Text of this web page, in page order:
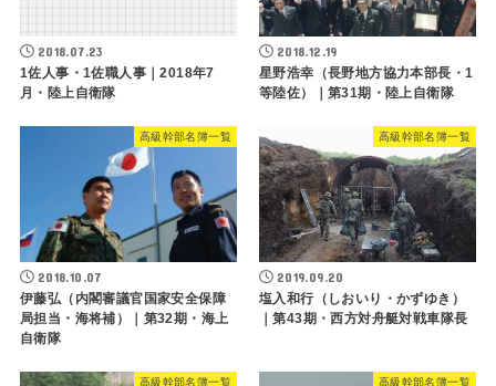
2018.07.23
1佐人事・1佐職人事｜2018年7
月・陸上自衛隊
2018.12.19
星野浩幸（長野地方協力本部長・1
等陸佐）｜第31期・陸上自衛隊
高級幹部名簿一覧
2018.10.07
伊藤弘（内閣審議官国家安全保障
局担当・海将補）｜第32期・海上
自衛隊
高級幹部名簿一覧
2019.09.20
塩入和行（しおいり・かずゆき）
｜第43期・西方対舟艇対戦車隊長
高級幹部名簿一覧 高級幹部名簿一覧